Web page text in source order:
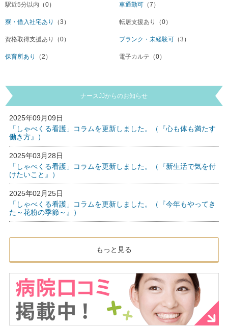
駅近5分以内 （0） 車通勤可 （7）
寮・借入社宅あり （3） 転居支援あり （0）
資格取得支援あり （0） ブランク・未経験可 （3）
保育所あり （2） 電子カルテ （0）
ナースJJからのお知らせ
2025年09月09日
「しゃべくる看護」コラムを更新しました。（『心も体も満たす
働き方』）
2025年03月28日
「しゃべくる看護」コラムを更新しました。（『新生活で気を付
けたいこと』）
2025年02月25日
「しゃべくる看護」コラムを更新しました。（『今年もやってき
た～花粉の季節～』）
もっと見る